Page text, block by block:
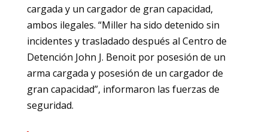
cargada y un cargador de gran capacidad,
ambos ilegales. “Miller ha sido detenido sin
incidentes y trasladado después al Centro de
Detención John J. Benoit por posesión de un
arma cargada y posesión de un cargador de
gran capacidad”, informaron las fuerzas de
seguridad.